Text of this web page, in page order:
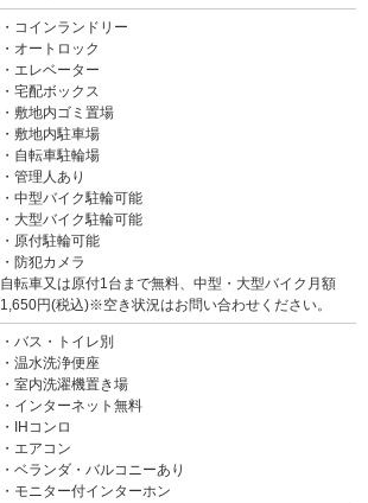
コインランドリー
オートロック
エレベーター
宅配ボックス
敷地内ゴミ置場
敷地内駐車場
自転車駐輪場
管理人あり
中型バイク駐輪可能
大型バイク駐輪可能
原付駐輪可能
防犯カメラ
自転車又は原付1台まで無料、中型・大型バイク月額
1,650円(税込)※空き状況はお問い合わせください。
バス・トイレ別
温水洗浄便座
室内洗濯機置き場
インターネット無料
IHコンロ
エアコン
ベランダ・バルコニーあり
モニター付インターホン